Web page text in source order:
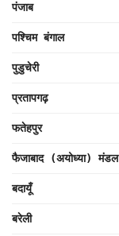
पंजाब
पश्चिम बंगाल
पुडुचेरी
प्रतापगढ़
फतेहपुर
फैजाबाद (अयोध्या) मंडल
बदायूँ
बरेली